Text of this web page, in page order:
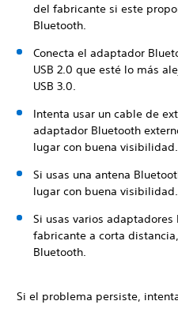
del fabricante si este
Bluetooth.
Conecta el adaptador
USB 2.0 que esté lo más
USB 3.0.
Intenta usar un cable de
adaptador Bluetooth
lugar con buena visibilidad.
Si usas una antena
lugar con buena visibilidad.
Si usas varios
fabricante a corta
Bluetooth.
Si el problema persiste,